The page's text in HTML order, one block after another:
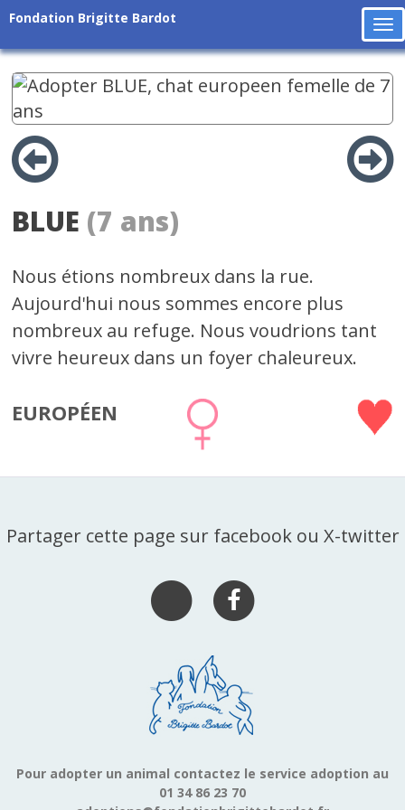
Fondation Brigitte Bardot
BLUE (7 ans)
Nous étions nombreux dans la rue.
Aujourd'hui nous sommes encore plus
nombreux au refuge. Nous voudrions tant
vivre heureux dans un foyer chaleureux.
EUROPÉEN
Partager cette page sur facebook ou X-twitter
Pour adopter un animal contactez le service adoption au
01 34 86 23 70